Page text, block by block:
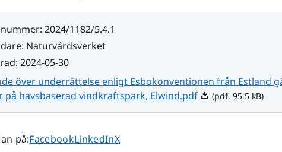
: 2024/1182/5.4.1
: Naturvårdsverket
: 2024-05-30
över underrättelse enligt Esbokonventionen från Estland
på havsbaserad vindkraftspark, Elwind.pdfPdf, 95.5 kB.
(pdf, 95.5 kB)
på:Dela sidan på
FacebookDela sidan på
LinkedInDela sidan på
X